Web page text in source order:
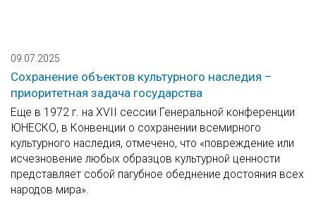
09.07.2025
Сохранение объектов культурного наследия –
приоритетная задача государства
Еще в 1972 г. на XVII сессии Генеральной конференции
ЮНЕСКО, в Конвенции о сохранении всемирного
культурного наследия, отмечено, что «повреждение или
исчезновение любых образцов культурной ценности
представляет собой пагубное обеднение достояния всех
народов мира».